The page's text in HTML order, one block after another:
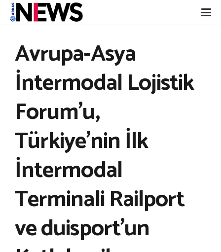
Avrupa-Asya
İntermodal Lojistik
Forum’u,
Türkiye’nin İlk
İntermodal
Terminali Railport
ve duisport’un